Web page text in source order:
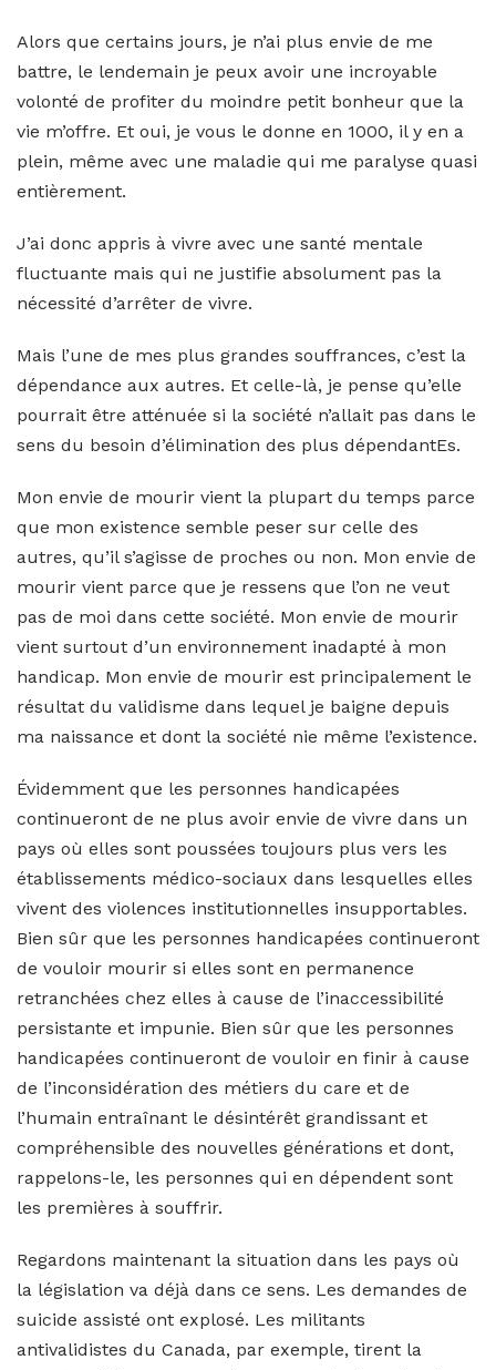
Alors que certains jours, je n’ai plus envie de me
battre, le lendemain je peux avoir une incroyable
volonté de profiter du moindre petit bonheur que la
vie m’offre. Et oui, je vous le donne en 1000, il y en a
plein, même avec une maladie qui me paralyse quasi
entièrement.
J’ai donc appris à vivre avec une santé mentale
fluctuante mais qui ne justifie absolument pas la
nécessité d’arrêter de vivre.
Mais l’une de mes plus grandes souffrances, c’est la
dépendance aux autres. Et celle-là, je pense qu’elle
pourrait être atténuée si la société n’allait pas dans le
sens du besoin d’élimination des plus dépendantEs.
Mon envie de mourir vient la plupart du temps parce
que mon existence semble peser sur celle des
autres, qu’il s’agisse de proches ou non. Mon envie de
mourir vient parce que je ressens que l’on ne veut
pas de moi dans cette société. Mon envie de mourir
vient surtout d’un environnement inadapté à mon
handicap. Mon envie de mourir est principalement le
résultat du validisme dans lequel je baigne depuis
ma naissance et dont la société nie même l’existence.
Évidemment que les personnes handicapées
continueront de ne plus avoir envie de vivre dans un
pays où elles sont poussées toujours plus vers les
établissements médico-sociaux dans lesquelles elles
vivent des violences institutionnelles insupportables.
Bien sûr que les personnes handicapées continueront
de vouloir mourir si elles sont en permanence
retranchées chez elles à cause de l’inaccessibilité
persistante et impunie. Bien sûr que les personnes
handicapées continueront de vouloir en finir à cause
de l’inconsidération des métiers du care et de
l’humain entraînant le désintérêt grandissant et
compréhensible des nouvelles générations et dont,
rappelons-le, les personnes qui en dépendent sont
les premières à souffrir.
Regardons maintenant la situation dans les pays où
la législation va déjà dans ce sens. Les demandes de
suicide assisté ont explosé. Les militants
antivalidistes du Canada, par exemple, tirent la